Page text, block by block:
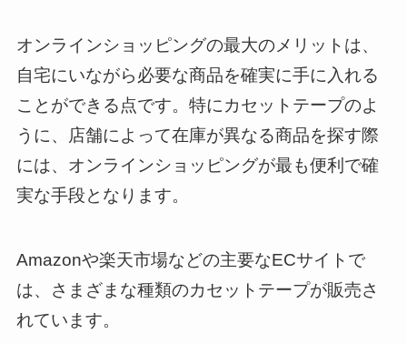
オンラインショッピングの最大のメリットは、
自宅にいながら必要な商品を確実に手に入れる
ことができる点です。特にカセットテープのよ
うに、店舗によって在庫が異なる商品を探す際
には、オンラインショッピングが最も便利で確
実な手段となります。
Amazonや楽天市場などの主要なECサイトで
は、さまざまな種類のカセットテープが販売さ
れています。